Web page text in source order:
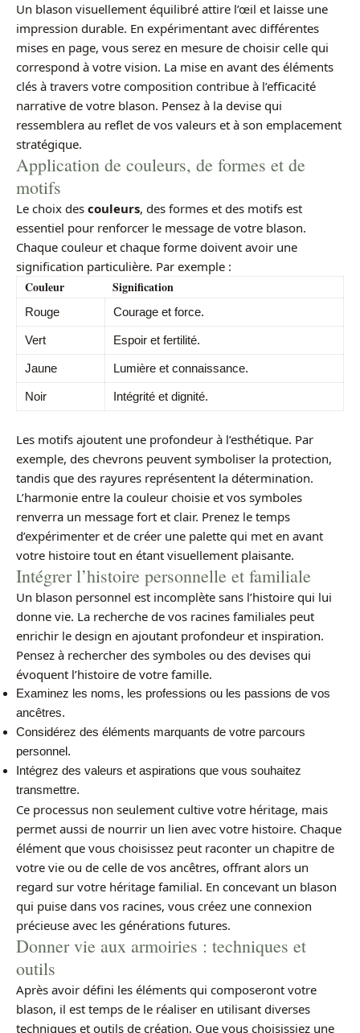
Un blason visuellement équilibré attire l’œil et laisse une
impression durable. En expérimentant avec différentes
mises en page, vous serez en mesure de choisir celle qui
correspond à votre vision. La mise en avant des éléments
clés à travers votre composition contribue à l’efficacité
narrative de votre blason. Pensez à la devise qui
ressemblera au reflet de vos valeurs et à son emplacement
stratégique.
Application de couleurs, de formes et de
motifs
Le choix des couleurs, des formes et des motifs est
essentiel pour renforcer le message de votre blason.
Chaque couleur et chaque forme doivent avoir une
signification particulière. Par exemple :
Couleur Signification
Rouge Courage et force.
Vert Espoir et fertilité.
Jaune Lumière et connaissance.
Noir Intégrité et dignité.
Les motifs ajoutent une profondeur à l’esthétique. Par
exemple, des chevrons peuvent symboliser la protection,
tandis que des rayures représentent la détermination.
L’harmonie entre la couleur choisie et vos symboles
renverra un message fort et clair. Prenez le temps
d’expérimenter et de créer une palette qui met en avant
votre histoire tout en étant visuellement plaisante.
Intégrer l’histoire personnelle et familiale
Un blason personnel est incomplète sans l’histoire qui lui
donne vie. La recherche de vos racines familiales peut
enrichir le design en ajoutant profondeur et inspiration.
Pensez à rechercher des symboles ou des devises qui
évoquent l’histoire de votre famille.
Examinez les noms, les professions ou les passions de vos
ancêtres.
Considérez des éléments marquants de votre parcours
personnel.
Intégrez des valeurs et aspirations que vous souhaitez
transmettre.
Ce processus non seulement cultive votre héritage, mais
permet aussi de nourrir un lien avec votre histoire. Chaque
élément que vous choisissez peut raconter un chapitre de
votre vie ou de celle de vos ancêtres, offrant alors un
regard sur votre héritage familial. En concevant un blason
qui puise dans vos racines, vous créez une connexion
précieuse avec les générations futures.
Donner vie aux armoiries : techniques et
outils
Après avoir défini les éléments qui composeront votre
blason, il est temps de le réaliser en utilisant diverses
techniques et outils de création. Que vous choisissiez une